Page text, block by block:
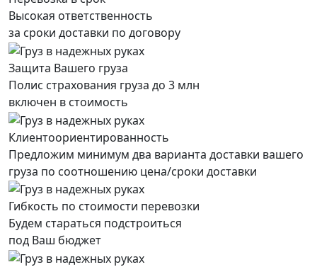
Высокая ответственность
за сроки доставки по договору
Защита Вашего груза
Полис страхования груза до 3 млн
включен в стоимость
Клиентоориентированность
Предложим минимум два варианта доставки вашего
груза по соотношению цена/сроки доставки
Гибкость по стоимости перевозки
Будем стараться подстроиться
под Ваш бюджет